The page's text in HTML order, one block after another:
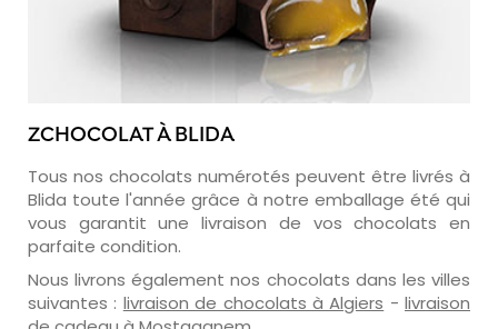
ZCHOCOLAT À BLIDA
Tous nos chocolats numérotés peuvent être livrés à
Blida toute l'année grâce à notre emballage été qui
vous garantit une livraison de vos chocolats en
parfaite condition.
Nous livrons également nos chocolats dans les villes
suivantes : livraison de chocolats à Algiers - livraison